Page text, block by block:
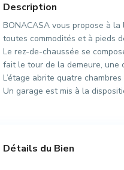
Description
BONACASA vous propose à
toutes commodités et à pieds
Le rez-de-chaussée se
fait le tour de la demeure, une
L’étage abrite quatre
Un garage est mis à la
Détails du Bien